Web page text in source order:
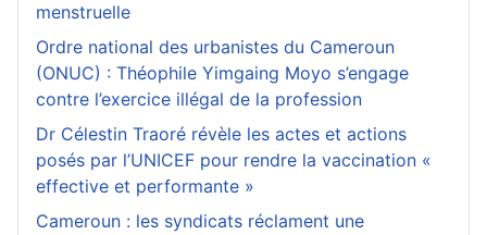
menstruelle
Ordre national des urbanistes du Cameroun
(ONUC) : Théophile Yimgaing Moyo s’engage
contre l’exercice illégal de la profession
Dr Célestin Traoré révèle les actes et actions
posés par l’UNICEF pour rendre la vaccination «
effective et performante »
Cameroun : les syndicats réclament une